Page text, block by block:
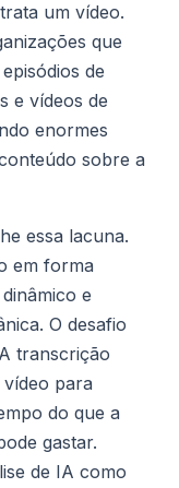
um vídeo.
que
de
e vídeos de
enormes
sobre a
essa lacuna.
em forma
e
O desafio
transcrição
para
do que a
gastar.
de IA como